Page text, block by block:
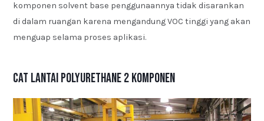
komponen solvent base penggunaannya tidak disarankan
di dalam ruangan karena mengandung VOC tinggi yang akan
menguap selama proses aplikasi.
Cat Lantai Polyurethane 2 Komponen